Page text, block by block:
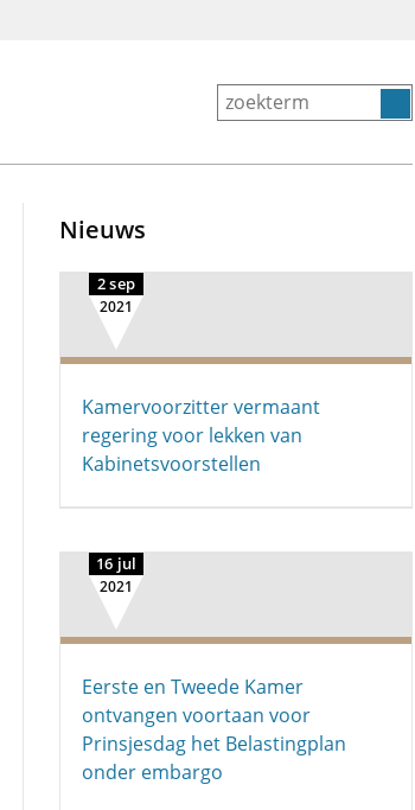
Nieuws
2 sep
2021
Kamervoorzitter vermaant
regering voor lekken van
Kabinetsvoorstellen
16 jul
2021
Eerste en Tweede Kamer
ontvangen voortaan voor
Prinsjesdag het Belastingplan
onder embargo